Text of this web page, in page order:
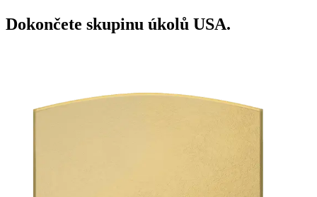
Dokončete skupinu úkolů USA.